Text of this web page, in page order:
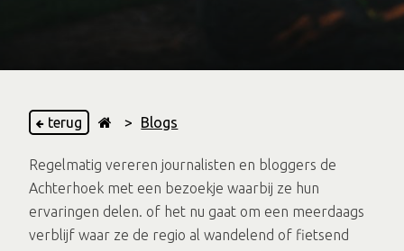
terug > Blogs
Regelmatig vereren journalisten en bloggers de
Achterhoek met een bezoekje waarbij ze hun
ervaringen delen. of het nu gaat om een meerdaags
verblijf waar ze de regio al wandelend of fietsend